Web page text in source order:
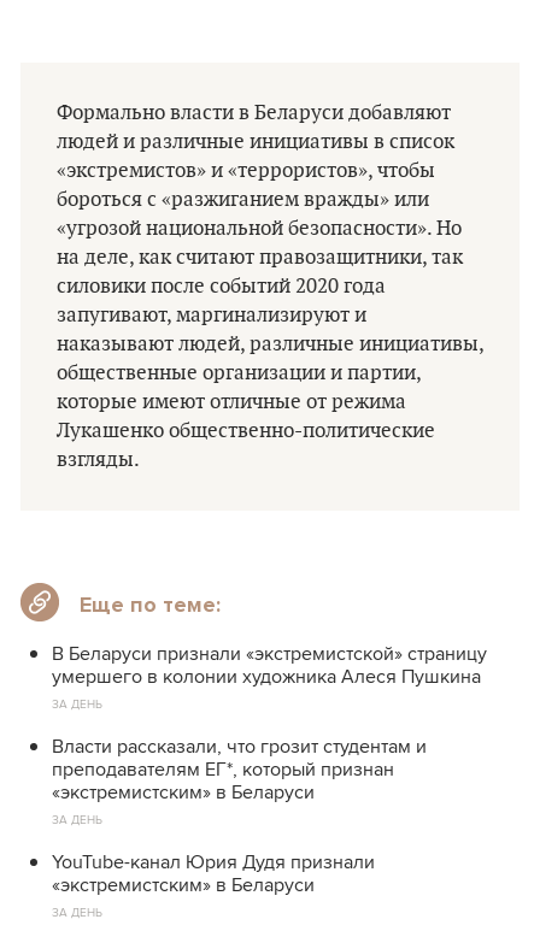
Формально власти в Беларуси добавляют
людей и различные инициативы в список
«экстремистов» и «террористов», чтобы
бороться с «разжиганием вражды» или
«угрозой национальной безопасности». Но
на деле, как считают правозащитники, так
силовики после событий 2020 года
запугивают, маргинализируют и
наказывают людей, различные инициативы,
общественные организации и партии,
которые имеют отличные от режима
Лукашенко общественно-политические
взгляды.
Еще по теме:
В Беларуси признали «экстремистской» страницу
умершего в колонии художника Алеся Пушкина
ЗА ДЕНЬ
Власти рассказали, что грозит студентам и
преподавателям ЕГ*, который признан
«экстремистским» в Беларуси
ЗА ДЕНЬ
YouTube-канал Юрия Дудя признали
«экстремистским» в Беларуси
ЗА ДЕНЬ